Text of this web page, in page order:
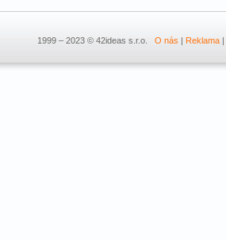
1999 – 2023 © 42ideas s.r.o. O nás | Reklama|